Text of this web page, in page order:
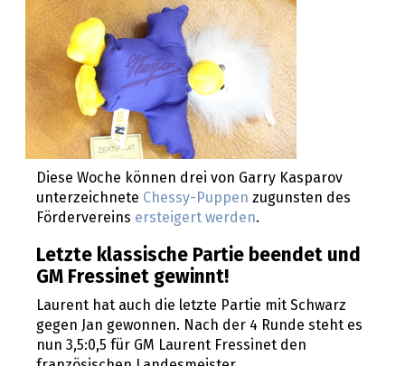
Diese Woche können drei von Garry Kasparov
unterzeichnete Chessy-Puppen zugunsten des
Fördervereins ersteigert werden.
Letzte klassische Partie beendet und
GM Fressinet gewinnt!
Laurent hat auch die letzte Partie mit Schwarz
gegen Jan gewonnen. Nach der 4 Runde steht es
nun 3,5:0,5 für GM Laurent Fressinet den